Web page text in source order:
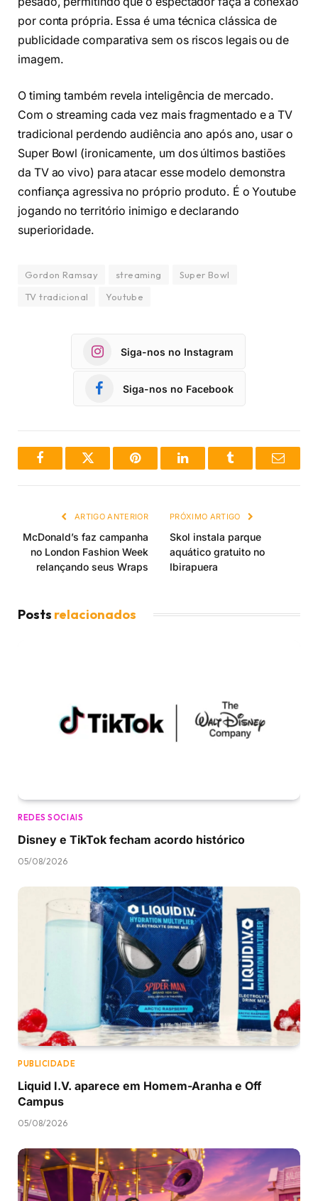
por conta própria. Essa é uma técnica clássica de
publicidade comparativa sem os riscos legais ou de
imagem.
O timing também revela inteligência de mercado.
Com o streaming cada vez mais fragmentado e a TV
tradicional perdendo audiência ano após ano, usar o
Super Bowl (ironicamente, um dos últimos bastiões
da TV ao vivo) para atacar esse modelo demonstra
confiança agressiva no próprio produto. É o Youtube
jogando no território inimigo e declarando
superioridade.
Gordon Ramsay streaming
Super Bowl
TV tradicional
Youtube
Siga-nos no Instagram
Siga-nos no Facebook
FacebookTwitter Pinterest LinkedInTumblr Email
ARTIGO ANTERIOR
McDonald’s faz campanha
no London Fashion Week
relançando seus Wraps
PRÓXIMO ARTIGO
Skol instala parque
aquático gratuito no
Ibirapuera
Posts relacionados
REDES SOCIAIS
Disney e TikTok fecham acordo histórico
05/08/2026
PUBLICIDADE
Liquid I.V. aparece em Homem-Aranha e Off
Campus
05/08/2026